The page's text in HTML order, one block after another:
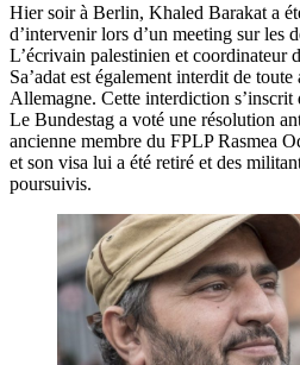
Hier soir à Berlin, Khaled Barakat a
d’intervenir lors d’un meeting sur les
L’écrivain palestinien et coordinateur
Sa’adat est également interdit de
Allemagne. Cette interdiction s’inscrit
Le Bundestag a voté une résolution
ancienne membre du FPLP Rasmea
et son visa lui a été retiré et des
poursuivis.